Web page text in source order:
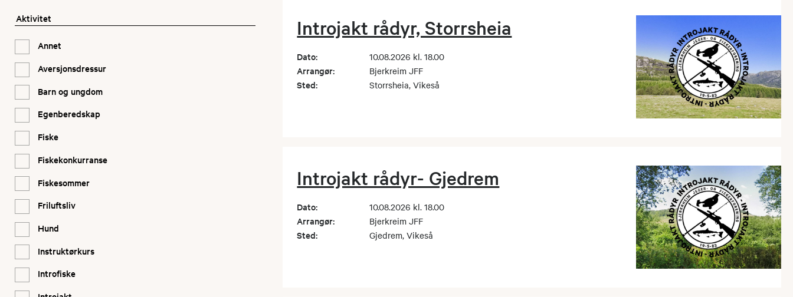
Aktivitet
Annet
Aversjonsdressur
Barn og ungdom
Egenberedskap
Fiske
Fiskekonkurranse
Fiskesommer
Friluftsliv
Hund
Instruktørkurs
Introfiske
Introjakt rådyr, Storrsheia
Dato: 10.08.2026 kl. 18.00
Arrangør: Bjerkreim JFF
Sted: Storrsheia, Vikeså
Introjakt rådyr- Gjedrem
Dato: 10.08.2026 kl. 18.00
Arrangør: Bjerkreim JFF
Sted: Gjedrem, Vikeså